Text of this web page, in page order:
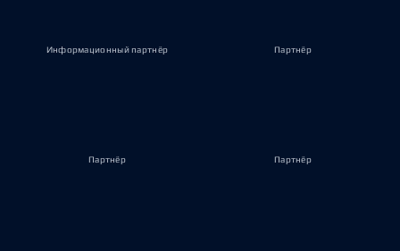
Информационный партнёр Партнёр
Партнёр Партнёр